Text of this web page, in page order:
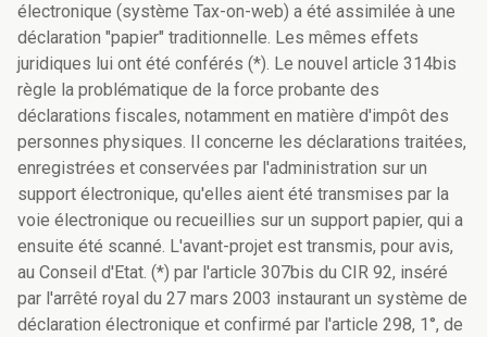
électronique (système Tax-on-web) a été assimilée à une
déclaration "papier" traditionnelle. Les mêmes effets
juridiques lui ont été conférés (*). Le nouvel article 314bis
règle la problématique de la force probante des
déclarations fiscales, notamment en matière d'impôt des
personnes physiques. Il concerne les déclarations traitées,
enregistrées et conservées par l'administration sur un
support électronique, qu'elles aient été transmises par la
voie électronique ou recueillies sur un support papier, qui a
ensuite été scanné. L'avant-projet est transmis, pour avis,
au Conseil d'Etat. (*) par l'article 307bis du CIR 92, inséré
par l'arrêté royal du 27 mars 2003 instaurant un système de
déclaration électronique et confirmé par l'article 298, 1°, de